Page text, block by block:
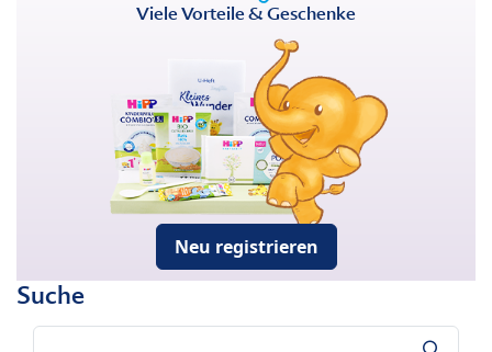
Viele Vorteile & Geschenke
Neu registrieren
Suche